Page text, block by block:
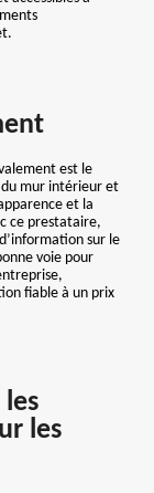
est le
mur intérieur et
et la
ce prestataire,
sur le
voie pour
fiable à un prix
les